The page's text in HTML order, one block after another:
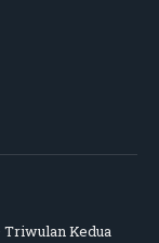
Triwulan Kedua